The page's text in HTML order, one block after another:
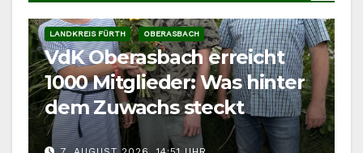
LANDKREIS FÜRTH OBERASBACH
VdK Oberasbach erreicht
1000 Mitglieder: Was hinter
dem Zuwachs steckt